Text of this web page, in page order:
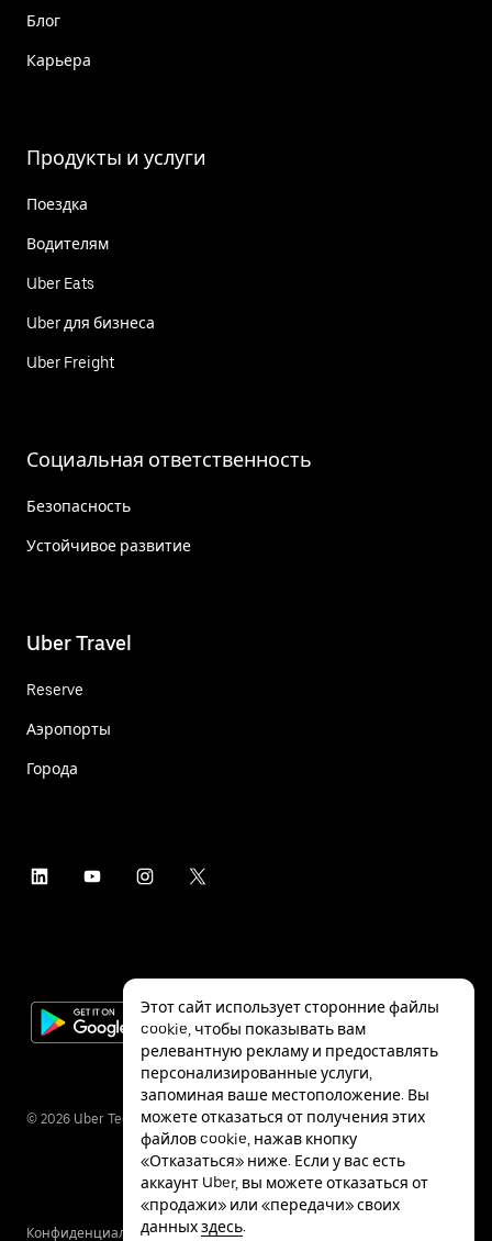
Блог
Карьера
Продукты и услуги
Поездка
Водителям
Uber Eats
Uber для бизнеса
Uber Freight
Социальная ответственность
Безопасность
Устойчивое развитие
Uber Travel
Reserve
Аэропорты
Города
© 2026 Uber Technologies Inc.
КонфиденциальностьСпециальные
Этот сайт использует сторонние файлы
cookie, чтобы показывать вам
релевантную рекламу и предоставлять
персонализированные услуги,
запоминая ваше местоположение. Вы
можете отказаться от получения этих
файлов cookie, нажав кнопку
«Отказаться» ниже. Если у вас есть
аккаунт Uber, вы можете отказаться от
«продажи» или «передачи» своих
данныхздесь.